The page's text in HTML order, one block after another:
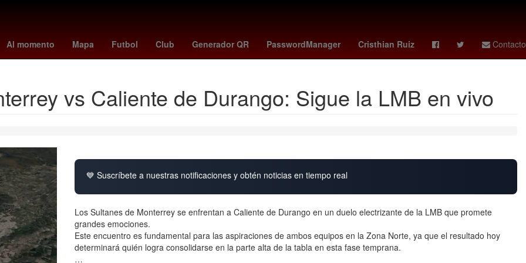
Al momento Mapa Futbol Club Generador QR PasswordManager Cristhian Ruiz Contacto
Selección de baloncesto de Estados Unidos Juegos Olímpicos Grandes Ligas de Béisbol Chile 4 de julio Feminicidio
vs Caliente de Durango: Sigue la LMB en vivo
💙 Suscríbete a nuestras notificaciones y obtén noticias en tiempo real
Los Sultanes de Monterrey se enfrentan a Caliente de Durango en un duelo electrizante de la LMB que promete
grandes emociones.
Este encuentro es fundamental para las aspiraciones de ambos equipos en la Zona Norte, ya que el resultado hoy
determinará quién logra consolidarse en la parte alta de la tabla en esta fase temprana.
…